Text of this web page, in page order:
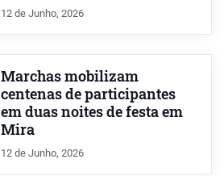
12 de Junho, 2026
Marchas mobilizam
centenas de participantes
em duas noites de festa em
Mira
12 de Junho, 2026